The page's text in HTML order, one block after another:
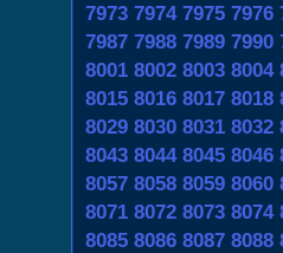
7973 7974 7975 7976
7987 7988 7989 7990
8001 8002 8003 8004
8015 8016 8017 8018
8029 8030 8031 8032
8043 8044 8045 8046
8057 8058 8059 8060
8071 8072 8073 8074
8085 8086 8087 8088